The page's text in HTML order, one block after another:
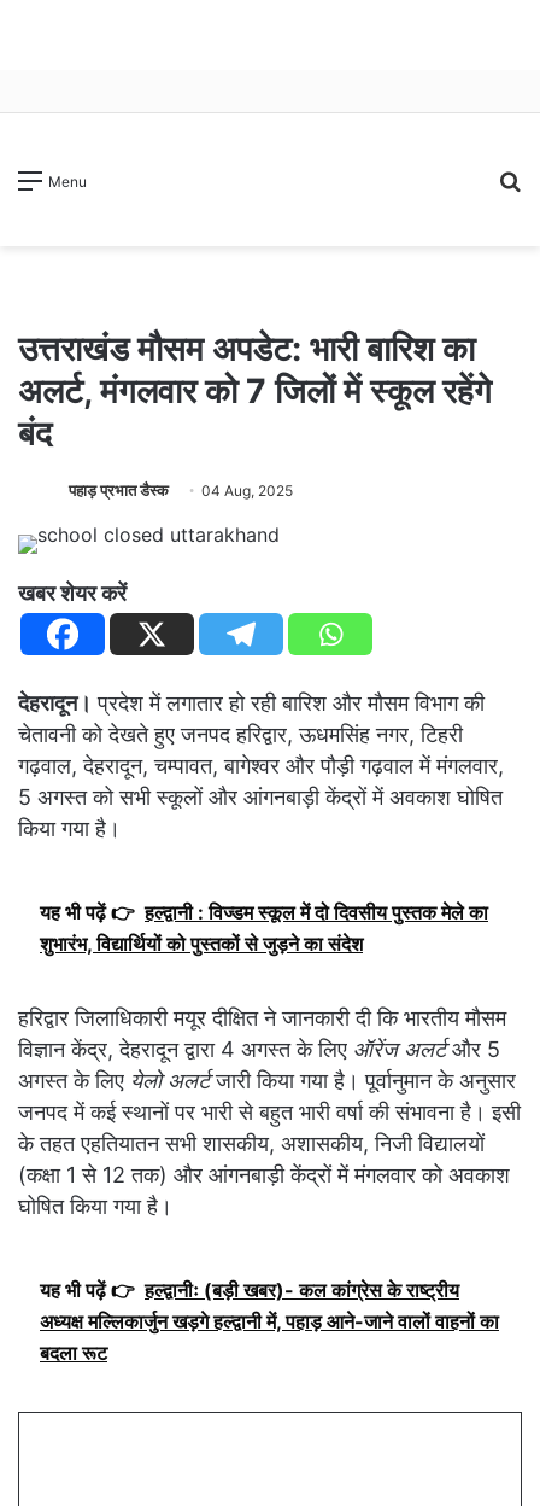
Menu
उत्तराखंड मौसम अपडेट: भारी बारिश का
अलर्ट, मंगलवार को 7 जिलों में स्कूल रहेंगे
बंद
पहाड़ प्रभात डैस्क 04 Aug, 2025
खबर शेयर करें
देहरादून। प्रदेश में लगातार हो रही बारिश और मौसम विभाग की
चेतावनी को देखते हुए जनपद हरिद्वार, ऊधमसिंह नगर, टिहरी
गढ़वाल, देहरादून, चम्पावत, बागेश्वर और पौड़ी गढ़वाल में मंगलवार,
5 अगस्त को सभी स्कूलों और आंगनबाड़ी केंद्रों में अवकाश घोषित
किया गया है।
यह भी पढ़ें 👉 हल्द्वानी : विज्डम स्कूल में दो दिवसीय पुस्तक मेले का
शुभारंभ, विद्यार्थियों को पुस्तकों से जुड़ने का संदेश
हरिद्वार जिलाधिकारी मयूर दीक्षित ने जानकारी दी कि भारतीय मौसम
विज्ञान केंद्र, देहरादून द्वारा 4 अगस्त के लिए ऑरेंज अलर्टऔर 5
अगस्त के लिए येलो अलर्टजारी किया गया है। पूर्वानुमान के अनुसार
जनपद में कई स्थानों पर भारी से बहुत भारी वर्षा की संभावना है। इसी
के तहत एहतियातन सभी शासकीय, अशासकीय, निजी विद्यालयों
(कक्षा 1 से 12 तक) और आंगनबाड़ी केंद्रों में मंगलवार को अवकाश
घोषित किया गया है।
यह भी पढ़ें 👉 हल्द्वानीः (बड़ी खबर)- कल कांग्रेस के राष्ट्रीय
अध्यक्ष मल्लिकार्जुन खड़गे हल्द्वानी में, पहाड़ आने-जाने वालों वाहनों का
बदला रूट